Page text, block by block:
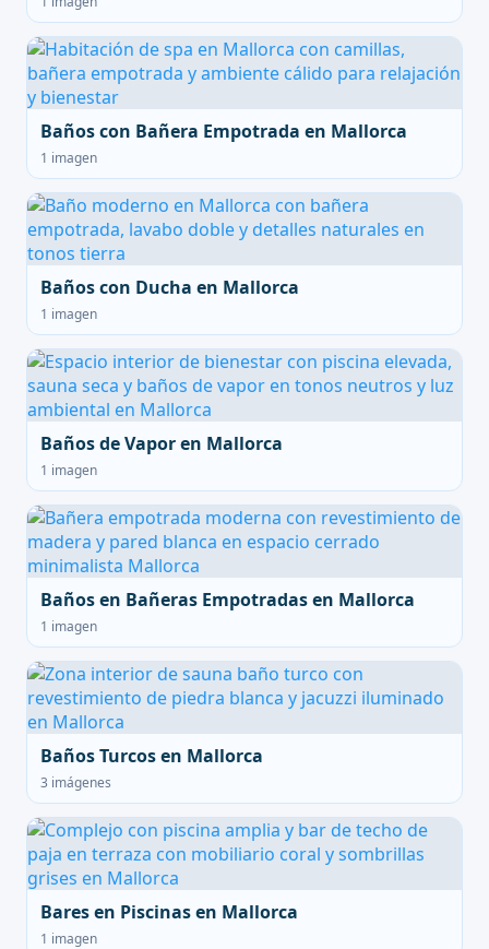
Baños con Bañera Empotrada en Mallorca
1 imagen
Baños con Ducha en Mallorca
1 imagen
Baños de Vapor en Mallorca
1 imagen
Baños en Bañeras Empotradas en Mallorca
1 imagen
Baños Turcos en Mallorca
3 imágenes
Bares en Piscinas en Mallorca
1 imagen